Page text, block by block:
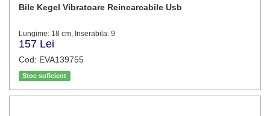
Bile Kegel Vibratoare Reincarcabile Usb
Lungime: 18 cm, Inserabila: 9
157 Lei
Cod: EVA139755
Stoc suficient